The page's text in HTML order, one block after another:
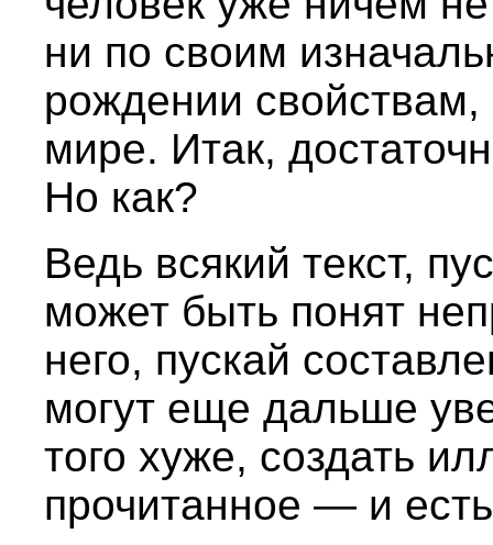
ни по своим
рождении
мире. Итак,
Но как?
Ведь всякий текст,
может быть понят
него, пускай
могут еще дальше
того хуже, создать
прочитанное — и